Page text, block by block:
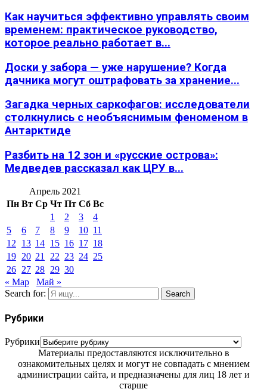
Как научиться эффективно управлять своим
временем: практическое руководство,
которое реально работает в...
Доски у забора — уже нарушение? Когда
дачника могут оштрафовать за хранение...
Загадка черных саркофагов: исследователи
столкнулись с необъяснимым феноменом в
Антарктиде
Разбить на 12 зон и «русские острова»:
Медведев рассказал как ЦРУ в...
Апрель 2021
Пн Вт Ср Чт Пт Сб Вс
1
2 3
4
5
6 7 8 9 10 11
12
13 14 15 16 17 18
19 20 21 22 23 24 25
26 27 28 29 30
« Мар
Май »
Search for:
Search
Рубрики
Рубрики
Материалы предоставляются исключительно в
ознакомительных целях и могут не совпадать с мнением
администрации сайта, и предназначены для лиц 18 лет и
старше